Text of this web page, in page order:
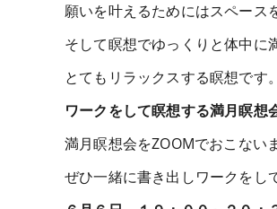
願いを叶えるためにはスペース
そして瞑想でゆっくりと体中に
とてもリラックスする瞑想です。
ワークをして瞑想する満月瞑想
満月瞑想会をZOOMでおこないま
ぜひ一緒に書き出しワークをし